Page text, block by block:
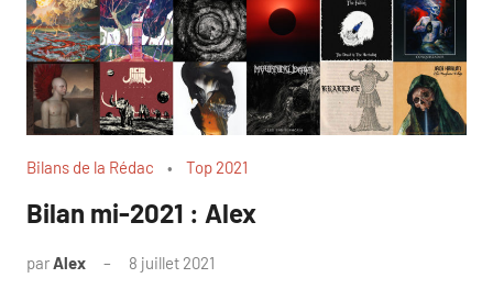
Bilans de la Rédac Top 2021
Bilan mi-2021 : Alex
parAlex 8 juillet 2021